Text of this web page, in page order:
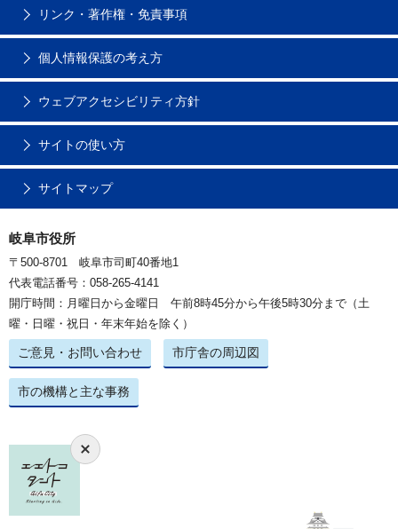
リンク・著作権・免責事項
個人情報保護の考え方
ウェブアクセシビリティ方針
サイトの使い方
サイトマップ
岐阜市役所
〒500-8701 岐阜市司町40番地1
代表電話番号：058-265-4141
開庁時間：月曜日から金曜日 午前8時45分から午後5時30分まで（土
曜・日曜・祝日・年末年始を除く）
ご意見・お問い合わせ 市庁舎の周辺図
市の機構と主な事務